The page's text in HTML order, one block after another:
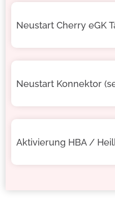
Neustart Cherry eGK
Neustart Konnektor
Aktivierung HBA /